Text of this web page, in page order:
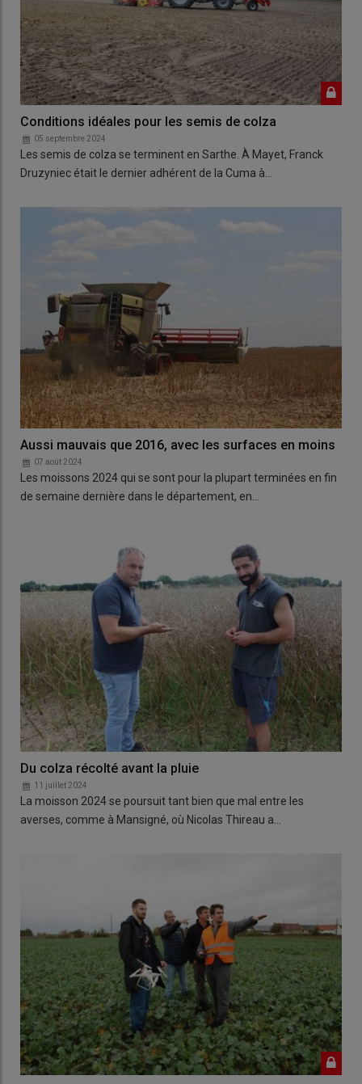
Conditions idéales pour les semis de colza
05 septembre 2024
Les semis de colza se terminent en Sarthe. À Mayet, Franck
Druzyniec était le dernier adhérent de la Cuma à…
Aussi mauvais que 2016, avec les surfaces en moins
07 août 2024
Les moissons 2024 qui se sont pour la plupart terminées en fin
de semaine dernière dans le département, en…
Du colza récolté avant la pluie
11 juillet 2024
La moisson 2024 se poursuit tant bien que mal entre les
averses, comme à Mansigné, où Nicolas Thireau a…